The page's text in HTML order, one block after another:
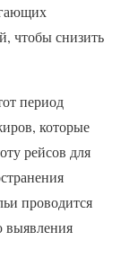
чтобы снизить
период
которые
рейсов для
проводится
выявления